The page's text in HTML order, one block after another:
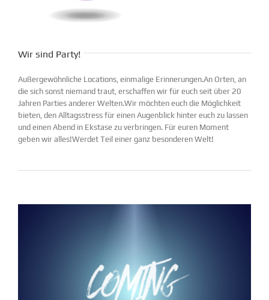
Wir sind Party!
Außergewöhnliche Locations, einmalige Erinnerungen.An Orten, an
die sich sonst niemand traut, erschaffen wir für euch seit über 20
Jahren Parties anderer Welten.Wir möchten euch die Möglichkeit
bieten, den Alltagsstress für einen Augenblick hinter euch zu lassen
und einen Abend in Ekstase zu verbringen. Für euren Moment
geben wir alles!Werdet Teil einer ganz besonderen Welt!